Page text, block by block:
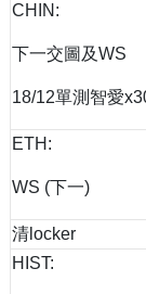
CHIN:
下一交圖及WS
18/12單測智愛
ETH:
WS (下一)
清locker
HIST: